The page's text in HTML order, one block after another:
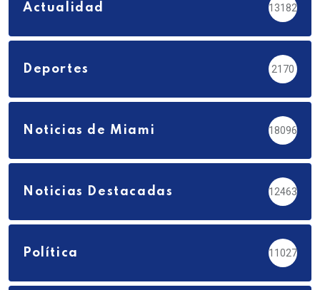
Actualidad 13182
Deportes 2170
Noticias de Miami 18096
Noticias Destacadas 12463
Política 11027